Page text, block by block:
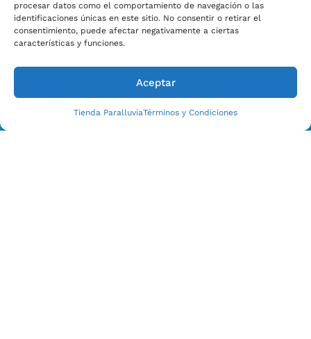
procesar datos como el comportamiento de navegación o las
identificaciones únicas en este sitio. No consentir o retirar el
consentimiento, puede afectar negativamente a ciertas
características y funciones.
Aceptar
Tienda ParalluviaTérminos y Condiciones